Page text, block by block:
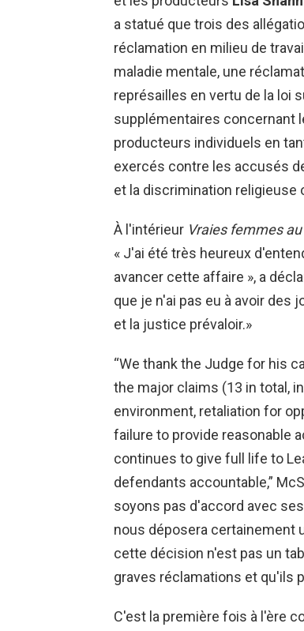
a statué que trois des
réclamation en milieu de
maladie mentale, une
représailles en vertu de la loi
supplémentaires concernant
producteurs individuels en
exercés contre les accusés
et la discrimination
À l'intérieur Vraies femmes
« J'ai été très heureux
avancer cette affaire », a
que je n'ai pas eu à avoir des
et la justice prévaloir.»
“We thank the Judge for his
the major claims (13 in total,
environment, retaliation for
failure to provide reasonable
continues to give full life to
defendants accountable,”
soyons pas d'accord avec
nous déposera certainement
cette décision n'est pas un
graves réclamations et qu'ils
C'est la première fois à l'ère